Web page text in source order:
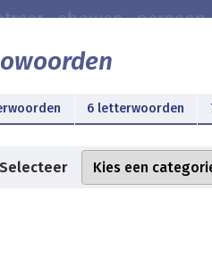
6 letterwoorden
Selecteer